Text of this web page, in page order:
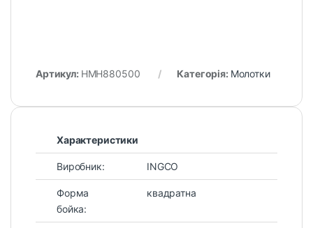
Артикул: HMH880500 Категорія: Молотки
Характеристики
Виробник: INGCO
Форма
бойка:
квадратна